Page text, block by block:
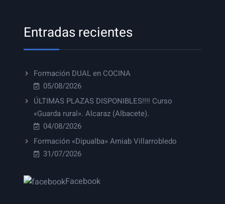
Entradas recientes
Formación DUAL en COCINA
05/08/2026
ÚLTIMAS PLAZAS DISPONIBLES!!!! Curso
«Guarda rural». Alcaraz (Albacete).
04/08/2026
Formación «Dipualba» Amiab Villarrobledo
31/07/2026
Facebook